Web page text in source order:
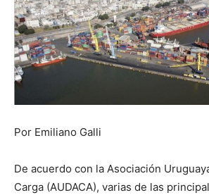
Por Emiliano Galli
De acuerdo con la Asociación
Carga (AUDACA), varias de las